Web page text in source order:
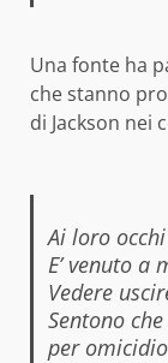
Una fonte ha
che stanno
di Jackson nei
Ai loro
E’ venuto a
Vedere
Sentono
per